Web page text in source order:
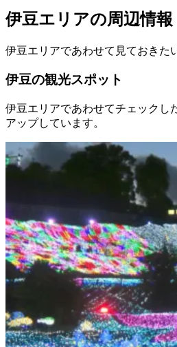
伊豆エリアの周辺情報
伊豆エリアであわせて見ておきた
伊豆の観光スポット
伊豆エリアであわせてチェックし
アップしています。